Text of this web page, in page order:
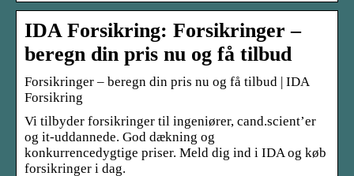
IDA Forsikring: Forsikringer –
beregn din pris nu og få tilbud
Forsikringer – beregn din pris nu og få tilbud | IDA
Forsikring
Vi tilbyder forsikringer til ingeniører, cand.scient’er
og it-uddannede. God dækning og
konkurrencedygtige priser. Meld dig ind i IDA og køb
forsikringer i dag.